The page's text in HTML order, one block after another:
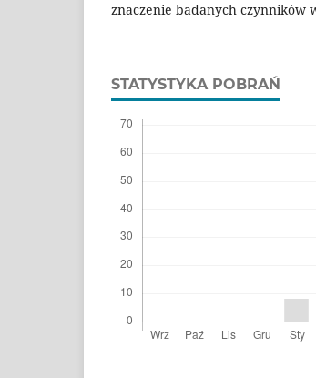
znaczenie badanych czynników
STATYSTYKA POBRAŃ